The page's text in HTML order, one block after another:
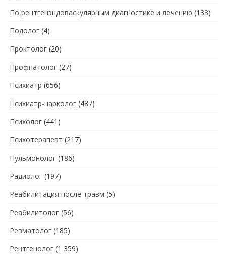
По рентгенэндоваскулярным диагностике и лечению (133)
Подолог (4)
Проктолог (20)
Профпатолог (27)
Психиатр (656)
Психиатр-нарколог (487)
Психолог (441)
Психотерапевт (217)
Пульмонолог (186)
Радиолог (197)
Реабилитация после травм (5)
Реабилитолог (56)
Ревматолог (185)
Рентгенолог (1 359)